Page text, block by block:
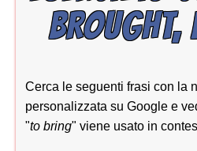
BROUGHT,
Cerca le seguenti frasi con la
personalizzata su Google e
"to bring" viene usato in